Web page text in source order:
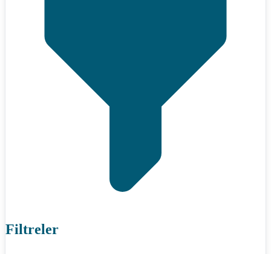
Filtreler